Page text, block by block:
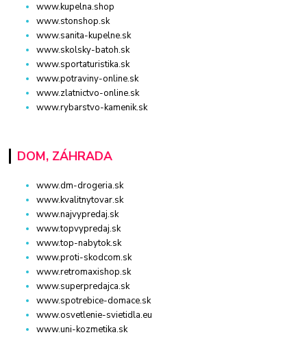
www.kupelna.shop
www.stonshop.sk
www.sanita-kupelne.sk
www.skolsky-batoh.sk
www.sportaturistika.sk
www.potraviny-online.sk
www.zlatnictvo-online.sk
www.rybarstvo-kamenik.sk
DOM, ZÁHRADA
www.dm-drogeria.sk
www.kvalitnytovar.sk
www.najvypredaj.sk
www.topvypredaj.sk
www.top-nabytok.sk
www.proti-skodcom.sk
www.retromaxishop.sk
www.superpredajca.sk
www.spotrebice-domace.sk
www.osvetlenie-svietidla.eu
www.uni-kozmetika.sk